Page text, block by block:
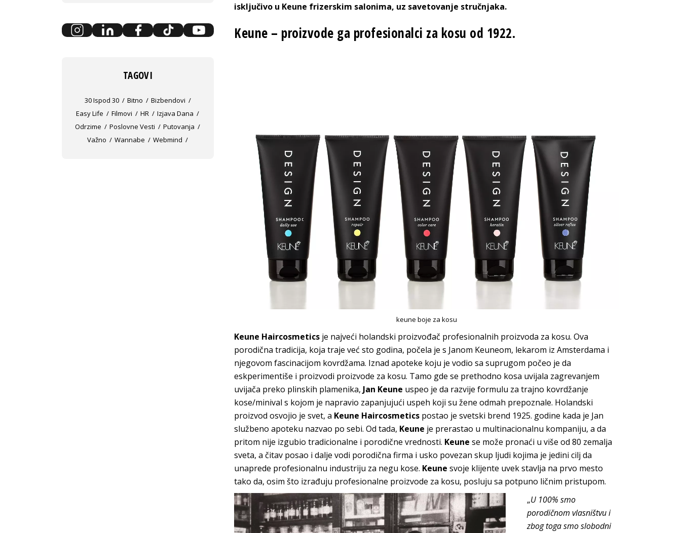
isključivo u Keune frizerskim salonima, uz savetovanje stručnjaka.
Keune – proizvode ga profesionalci za kosu od 1922.
keune boje za kosu
Keune Haircosmetics je najveći holandski proizvođač profesionalnih proizvoda za kosu. Ova
porodična tradicija, koja traje već sto godina, počela je s Janom Keuneom, lekarom iz Amsterdama i
njegovom fascinacijom kovrdžama. Iznad apoteke koju je vodio sa suprugom počeo je da
eskperimentiše i proizvodi proizvode za kosu. Tamo gde se prethodno kosa uvijala zagrevanjem
uvijača preko plinskih plamenika, Jan Keune uspeo je da razvije formulu za trajno kovrdžanje
kose/minival s kojom je napravio zapanjujući uspeh koji su žene odmah prepoznale. Holandski
proizvod osvojio je svet, a Keune Haircosmetics postao je svetski brend 1925. godine kada je Jan
službeno apoteku nazvao po sebi. Od tada, Keune je prerastao u multinacionalnu kompaniju, a da
pritom nije izgubio tradicionalne i porodične vrednosti. Keune se može pronaći u više od 80 zemalja
sveta, a čitav posao i dalje vodi porodična firma i usko povezan skup ljudi kojima je jedini cilj da
unaprede profesionalnu industriju za negu kose. Keune svoje klijente uvek stavlja na prvo mesto
tako da, osim što izrađuju profesionalne proizvode za kosu, posluju sa potpuno ličnim pristupom.
„U 100% smo
porodičnom vlasništvu i
zbog toga smo slobodni
TAGOVI
30 Ispod 30 Bitno
Bizbendovi
Easy Life
Filmovi HR
Izjava Dana
Odrzime
Poslovne Vesti
Putovanja
Važno
Wannabe Webmind